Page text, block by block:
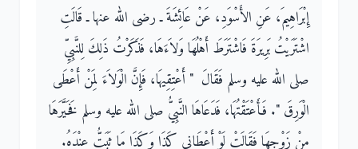
إِبْرَاهِيمَ، عَنِ الأَسْوَدِ، عَنْ عَائِشَةَ ـ رضى الله عنها ـ قَالَتِ
اشْتَرَيْتُ بَرِيرَةَ فَاشْتَرَطَ أَهْلُهَا وَلاَءَهَا، فَذَكَرْتُ ذَلِكَ لِلنَّبِيِّ
صلى الله عليه وسلم فَقَالَ ‏ "‏ أَعْتِقِيهَا، فَإِنَّ الْوَلاَءَ لِمَنْ أَعْطَى
الْوَرِقَ ‏"‏‏.‏ فَأَعْتَقْتُهَا، فَدَعَاهَا النَّبِيُّ صلى الله عليه وسلم فَخَيَّرَهَا
مِنْ زَوْجِهَا فَقَالَتْ لَوْ أَعْطَانِي كَذَا وَكَذَا مَا ثَبَتُّ عِنْدَهُ‏.‏